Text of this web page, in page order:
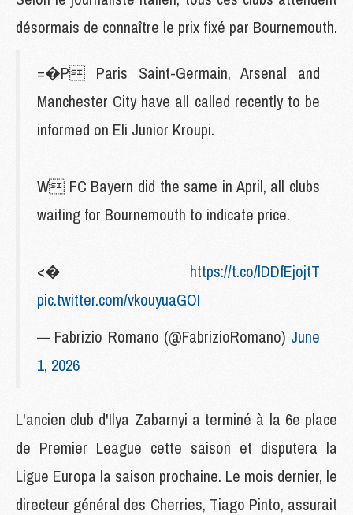
désormais de connaître le prix fixé par Bournemouth.
=�P Paris Saint-Germain, Arsenal and
Manchester City have all called recently to be
informed on Eli Junior Kroupi.
W FC Bayern did the same in April, all clubs
waiting for Bournemouth to indicate price.
<� https://t.co/lDDfEjojtT
pic.twitter.com/vkouyuaGOI
— Fabrizio Romano (@FabrizioRomano) June
1, 2026
L'ancien club d'Ilya Zabarnyi a terminé à la 6e place
de Premier League cette saison et disputera la
Ligue Europa la saison prochaine. Le mois dernier, le
directeur général des Cherries, Tiago Pinto, assurait